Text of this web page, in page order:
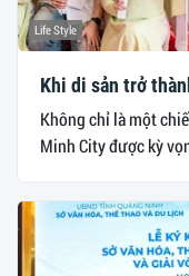
Life Style
Khi di sản trở
Không chỉ là một
Minh City được kỳ